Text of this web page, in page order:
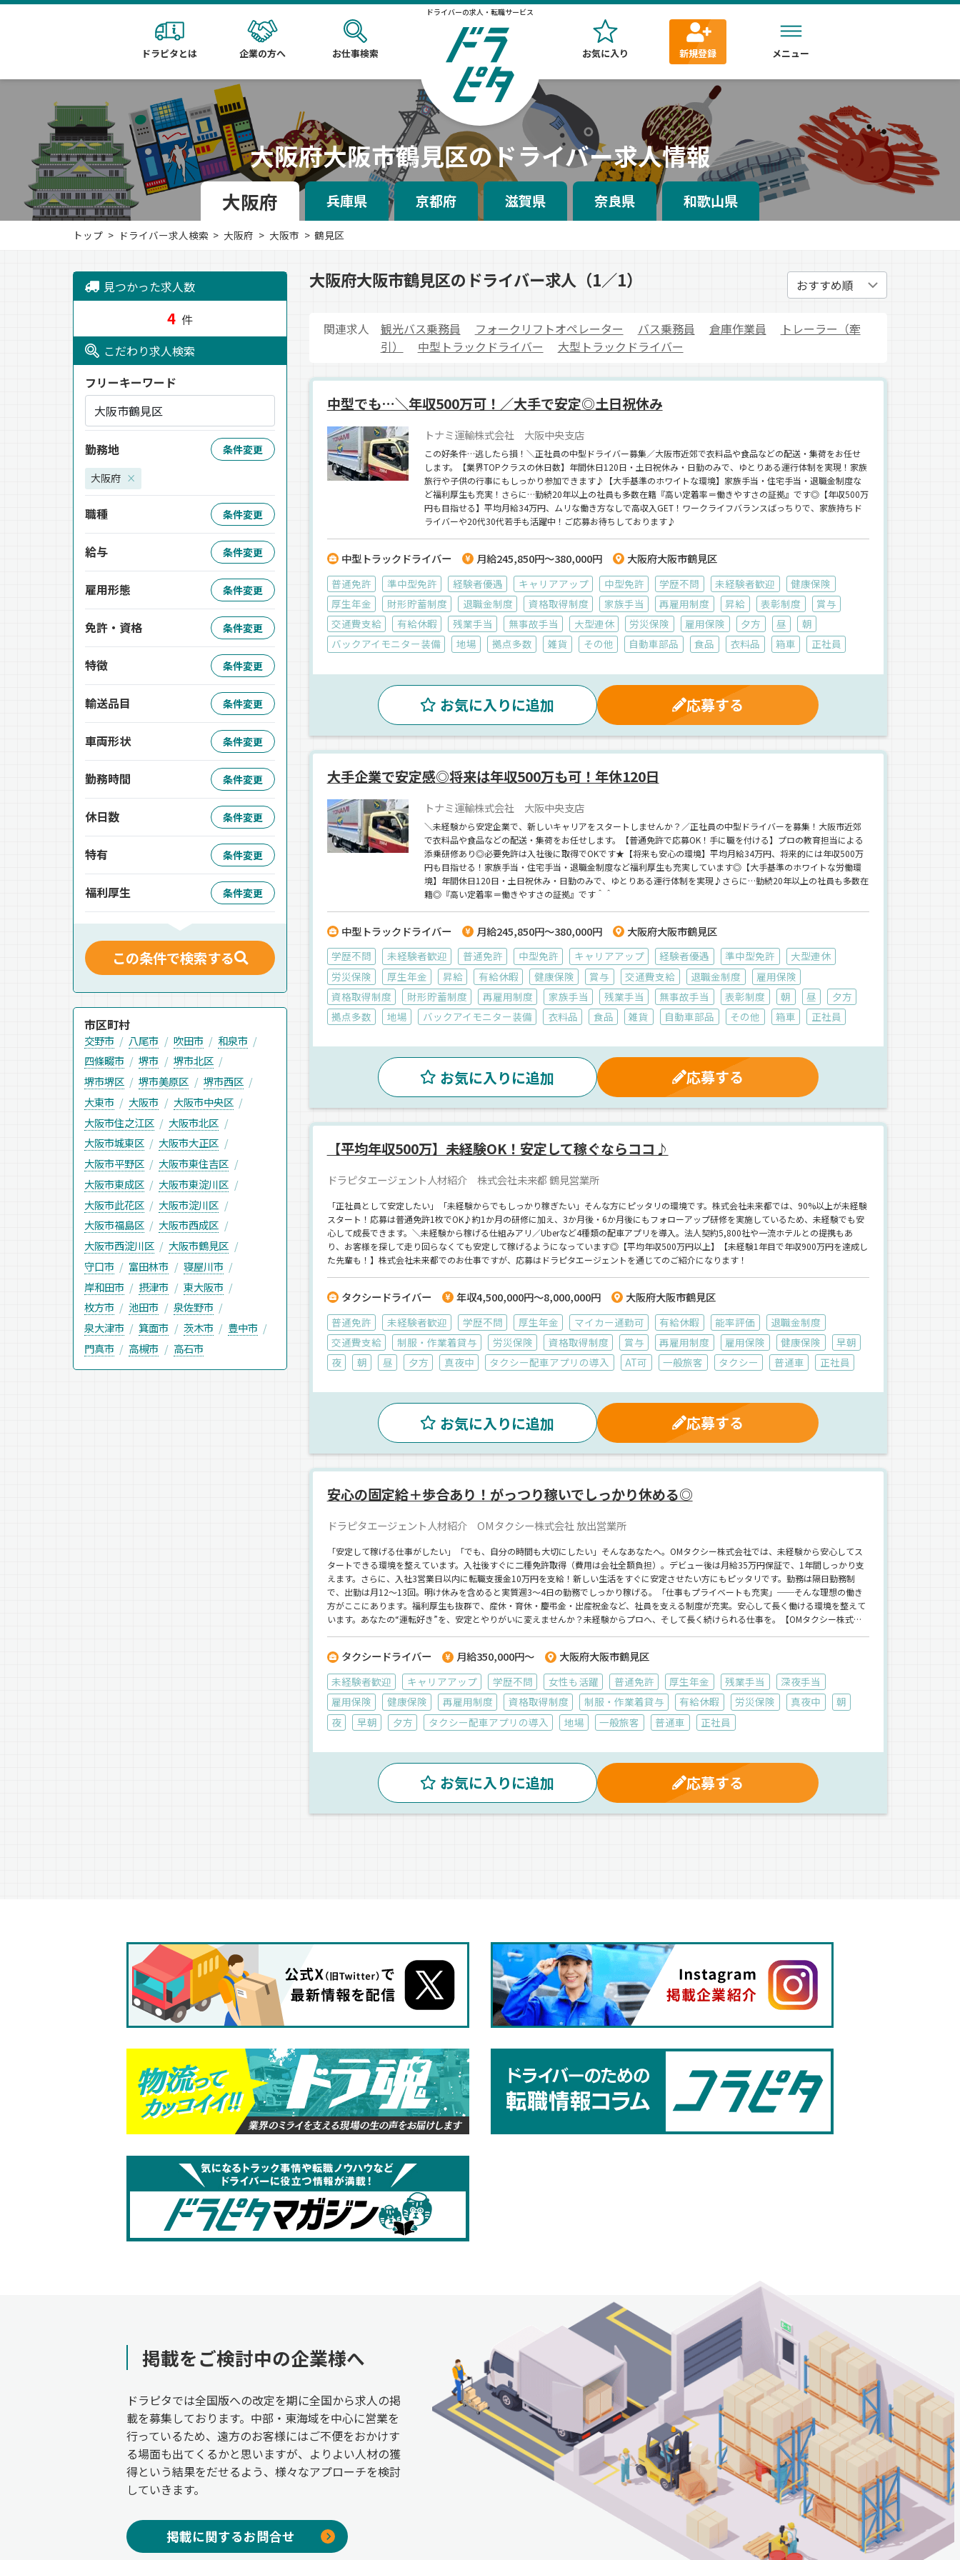
ドライバーの求人・転職サービス
ドラピタとは 企業の方へ お仕事検索 お気に入り 新規登録 メニュー
大阪府大阪市鶴見区のドライバー求人情報
大阪府 兵庫県 京都府 滋賀県 奈良県 和歌山県
トップ ドライバー求人検索 大阪府 大阪市 鶴見区
大阪府大阪市鶴見区のドライバー求人（1／1）
関連求人 観光バス乗務員 フォークリフトオペレーター バス乗務員 倉庫作業員
トレーラー（牽
引）
中型トラックドライバー 大型トラックドライバー
中型でも…＼年収500万可！／大手で安定◎土日祝休み
トナミ運輸株式会社 大阪中央支店
この好条件…逃したら損！＼正社員の中型ドライバー募集／大阪市近郊で衣料品や食品などの配送・集荷をお任せ
します。【業界TOPクラスの休日数】年間休日120日・土日祝休み・日勤のみで、ゆとりある運行体制を実現！家族
旅行や子供の行事にもしっかり参加できます♪【大手基準のホワイトな環境】家族手当・住宅手当・退職金制度な
ど福利厚生も充実！さらに…勤続20年以上の社員も多数在籍『高い定着率＝働きやすさの証拠』です◎【年収500万
円も目指せる】平均月給34万円、ムリな働き方なしで高収入GET！ワークライフバランスばっちりで、家族持ちド
ライバーや20代30代若手も活躍中！ご応募お待ちしております♪
中型トラックドライバー 月給245,850円～380,000円 大阪府大阪市鶴見区
普通免許 準中型免許 経験者優遇 キャリアアップ 中型免許 学歴不問 未経験者歓迎
健康保険
厚生年金
財形貯蓄制度 退職金制度 資格取得制度 家族手当 再雇用制度 昇給 表彰制度
賞与
交通費支給
有給休暇 残業手当 無事故手当 大型連休 労災保険 雇用保険 夕方 昼
朝
バックアイモニター装備
地場 拠点多数 雑貨 その他 自動車部品 食品 衣料品 箱車 正社員
お気に入りに追加 応募する
大手企業で安定感◎将来は年収500万も可！年休120日
トナミ運輸株式会社 大阪中央支店
＼未経験から安定企業で、新しいキャリアをスタートしませんか？／正社員の中型ドライバーを募集！大阪市近郊
で衣料品や食品などの配送・集荷をお任せします。【普通免許で応募OK！手に職を付ける】プロの教育担当による
添乗研修あり◎必要免許は入社後に取得でOKです★【将来も安心の環境】平均月給34万円、将来的には年収500万
円も目指せる！家族手当・住宅手当・退職金制度など福利厚生も充実しています◎【大手基準のホワイトな労働環
境】年間休日120日・土日祝休み・日勤のみで、ゆとりある運行体制を実現♪さらに…勤続20年以上の社員も多数在
籍◎『高い定着率＝働きやすさの証拠』です＾＾
中型トラックドライバー 月給245,850円～380,000円 大阪府大阪市鶴見区
学歴不問 未経験者歓迎 普通免許 中型免許 キャリアアップ 経験者優遇 準中型免許
大型連休
労災保険
厚生年金 昇給 有給休暇 健康保険 賞与 交通費支給 退職金制度
雇用保険
資格取得制度
財形貯蓄制度 再雇用制度 家族手当 残業手当 無事故手当 表彰制度 朝 昼
夕方
拠点多数
地場 バックアイモニター装備 衣料品 食品 雑貨 自動車部品 その他 箱車 正社員
お気に入りに追加 応募する
【平均年収500万】未経験OK！安定して稼ぐならココ♪
ドラピタエージェント人材紹介 株式会社未来都 鶴見営業所
「正社員として安定したい」「未経験からでもしっかり稼ぎたい」そんな方にピッタリの環境です。株式会社未来都では、90%以上が未経験
スタート！応募は普通免許1枚でOK♪約1か月の研修に加え、3か月後・6か月後にもフォローアップ研修を実施しているため、未経験でも安
心して成長できます。＼未経験から稼げる仕組みアリ／Uberなど4種類の配車アプリを導入。法人契約5,800社や一流ホテルとの提携もあ
り、お客様を探して走り回らなくても安定して稼げるようになっています◎【平均年収500万円以上】【未経験1年目で年収900万円を達成し
た先輩も！】株式会社未来都でのお仕事ですが、応募はドラピタエージェントを通じてのご紹介になります！
タクシードライバー 年収4,500,000円～8,000,000円 大阪府大阪市鶴見区
普通免許 未経験者歓迎 学歴不問 厚生年金 マイカー通勤可 有給休暇 能率評価
退職金制度
交通費支給
制服・作業着貸与 労災保険 資格取得制度 賞与 再雇用制度 雇用保険 健康保険
早朝
夜
朝 昼 夕方 真夜中 タクシー配車アプリの導入 AT可 一般旅客 タクシー 普通車 正社員
お気に入りに追加 応募する
安心の固定給＋歩合あり！がっつり稼いでしっかり休める◎
ドラピタエージェント人材紹介 OMタクシー株式会社 放出営業所
「安定して稼げる仕事がしたい」「でも、自分の時間も大切にしたい」そんなあなたへ。OMタクシー株式会社では、未経験から安心してス
タートできる環境を整えています。入社後すぐに二種免許取得（費用は会社全額負担）。デビュー後は月給35万円保証で、1年間しっかり支
えます。さらに、入社3営業日以内に転職支援金10万円を支給！新しい生活をすぐに安定させたい方にもピッタリです。勤務は隔日勤務制
で、出勤は月12～13回。明け休みを含めると実質週3～4日の勤務でしっかり稼げる。「仕事もプライベートも充実」──そんな理想の働き
方がここにあります。福利厚生も抜群で、産休・育休・慶弔金・出産祝金など、社員を支える制度が充実。安心して長く働ける環境を整えて
います。あなたの“運転好き”を、安定とやりがいに変えませんか？未経験からプロへ、そして長く続けられる仕事を。【OMタクシー株式会
タクシードライバー 月給350,000円～ 大阪府大阪市鶴見区
未経験者歓迎 キャリアアップ 学歴不問 女性も活躍 普通免許 厚生年金 残業手当
深夜手当
雇用保険
健康保険 再雇用制度 資格取得制度 制服・作業着貸与 有給休暇 労災保険 真夜中
朝
夜
早朝 夕方 タクシー配車アプリの導入 地場 一般旅客 普通車 正社員
お気に入りに追加 応募する
見つかった求人数
4 件
こだわり求人検索
フリーキーワード
勤務地 条件変更
大阪府 ×
職種 条件変更
給与 条件変更
雇用形態 条件変更
免許・資格 条件変更
特徴 条件変更
輸送品目 条件変更
車両形状 条件変更
勤務時間 条件変更
休日数 条件変更
特有 条件変更
福利厚生 条件変更
この条件で検索する
市区町村
交野市 八尾市 吹田市
和泉市
四條畷市
堺市
堺市北区
堺市堺区
堺市美原区
堺市西区
大東市
大阪市
大阪市中央区
大阪市住之江区
大阪市北区
大阪市城東区
大阪市大正区
大阪市平野区
大阪市東住吉区
大阪市東成区
大阪市東淀川区
大阪市此花区
大阪市淀川区
大阪市福島区
大阪市西成区
大阪市西淀川区
大阪市鶴見区
守口市
富田林市
寝屋川市
岸和田市
摂津市
東大阪市
枚方市
池田市
泉佐野市
泉大津市
箕面市 茨木市
豊中市
門真市
高槻市 高石市
掲載をご検討中の企業様へ
ドラピタでは全国版への改定を期に全国から求人の掲
載を募集しております。中部・東海域を中心に営業を
行っているため、遠方のお客様にはご不便をおかけす
る場面も出てくるかと思いますが、よりよい人材の獲
得という結果をだせるよう、様々なアプローチを検討
していきます。
掲載に関するお問合せ